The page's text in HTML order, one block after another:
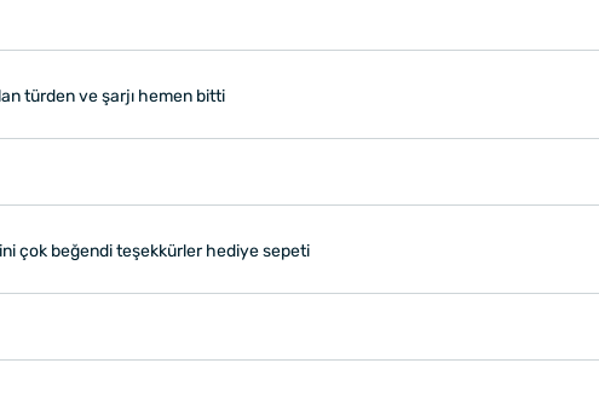
türden ve şarjı hemen bitti
çok beğendi teşekkürler hediye sepeti